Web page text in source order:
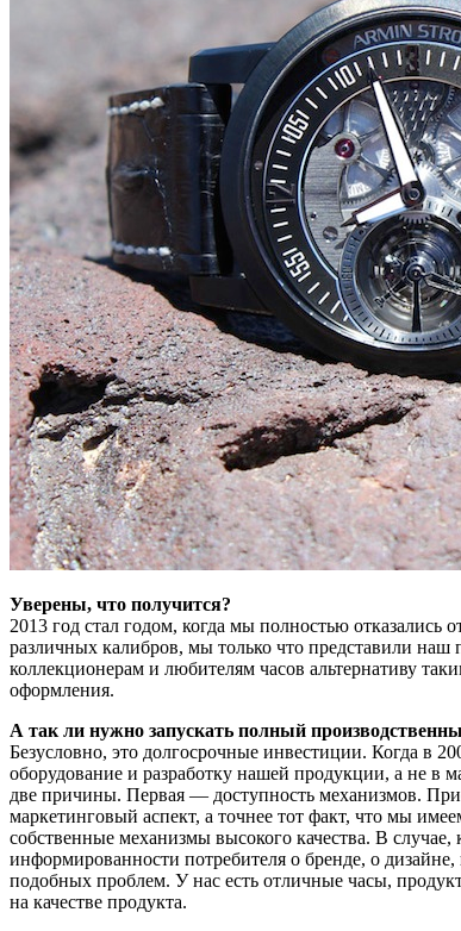
Уверены, что получится?
2013 год стал годом, когда мы полностью
различных калибров, мы только что представили
коллекционерам и любителям часов альтернативу
оформления.
А так ли нужно запускать полный
Безусловно, это долгосрочные инвестиции. Когда в
оборудование и разработку нашей продукции, а не в
две причины. Первая — доступность механизмов.
маркетинговый аспект, а точнее тот факт, что мы
собственные механизмы высокого качества. В
информированности потребителя о бренде, о
подобных проблем. У нас есть отличные часы,
на качестве продукта.